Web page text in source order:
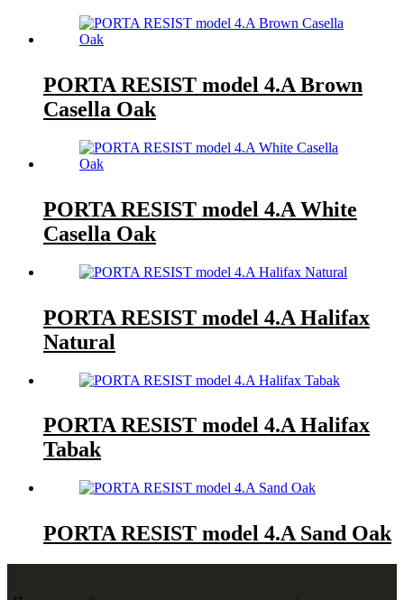
PORTA RESIST model 4.A Brown
Casella Oak
PORTA RESIST model 4.A White
Casella Oak
PORTA RESIST model 4.A Halifax
Natural
PORTA RESIST model 4.A Halifax
Tabak
PORTA RESIST model 4.A Sand Oak